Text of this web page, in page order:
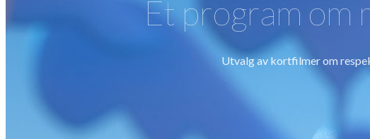
Et program om
Utvalg av kortfilmer om